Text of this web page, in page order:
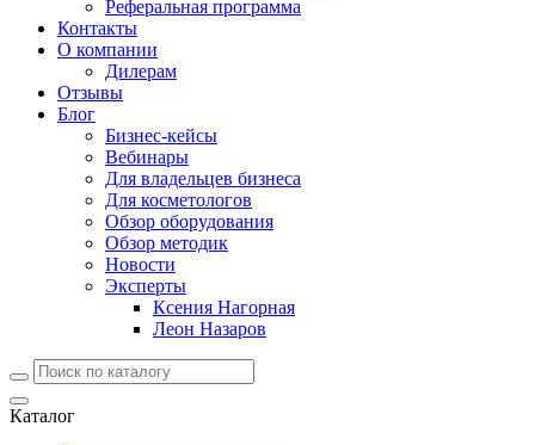
Реферальная программа
Контакты
О компании
Дилерам
Отзывы
Блог
Бизнес-кейсы
Вебинары
Для владельцев бизнеса
Для косметологов
Обзор оборудования
Обзор методик
Новости
Эксперты
Ксения Нагорная
Леон Назаров
Каталог